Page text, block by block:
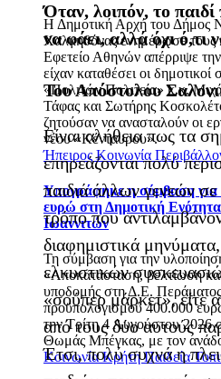
Η Δημοτική Αρχή του Δήμος
Χαλκηδόνας ενημέρωσε τους
Εφετείο Αθηνών απέρριψε
είχαν καταθέσει οι
«Πολιτών Πολιτεία» κ.κ.
Τάφας και Σωτήρης
ζητούσαν να ανασταλούν οι
νέου «Κένταυρου».
ΉπειροςΚοινωνία
Υπογράφηκε η σύμβαση για
ευρώ στη Δημοτική
Ιωαννιτών
Τη σύμβαση για την
«Αποκατάσταση, βελτίωση
υποδομής στη Δ.Ε.
προϋπολογισμού 400.000
την Τρίτη 4 Αυγούστου 2026
Θωμάς Μπέγκας, με τον
ΚοινωνίαΚρήτηΠαιδεία
Όταν, λοιπόν, το παιδί
να φάει, αλλά όχι ό,τι
Του Απόστολου
Είναι αλήθεια πως τα
επηρεάζονται πολύ
παιδιά άλλων γενεών
τρόπο που
διαφημιστικά μηνύματα,
ελκυστικών
«σούπερ μάρκετ», είτε
από τους δύο αυτούς
Έτσι, πολύ συχνά η